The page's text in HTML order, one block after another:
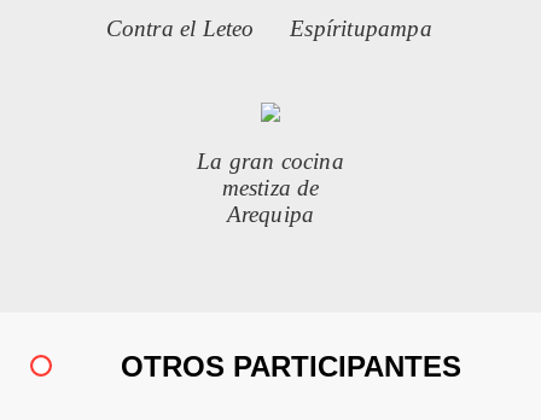
Contra el Leteo Espíritupampa
La gran cocina
mestiza de
Arequipa
OTROS PARTICIPANTES